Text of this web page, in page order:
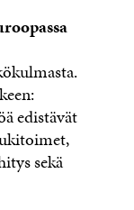
edistävät
sekä